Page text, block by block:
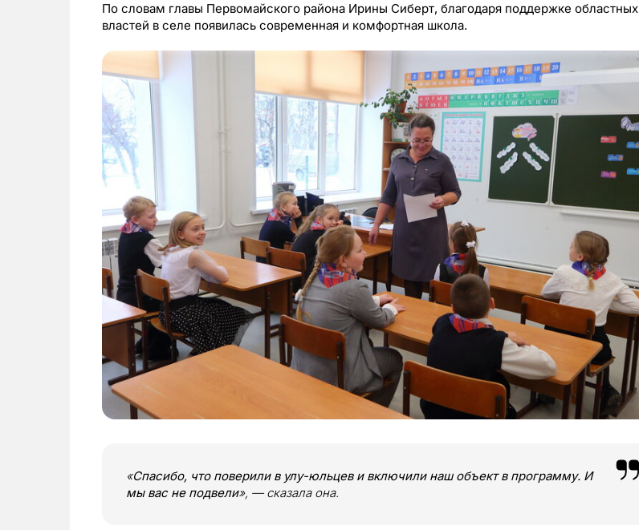
По словам главы Первомайского района Ирины Сиберт, благодаря поддержке областных
властей в селе появилась современная и комфортная школа.
«Спасибо, что поверили в улу-юльцев и включили наш объект в программу. И
мы вас не подвели», — сказала она.